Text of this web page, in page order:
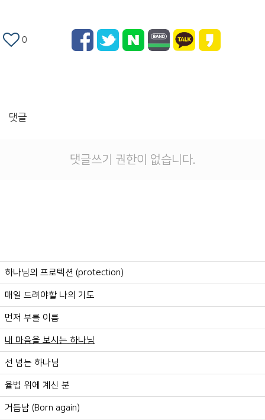
0
댓글
댓글쓰기 권한이 없습니다.
하나님의 프로텍션 (protection)
매일 드려야할 나의 기도
먼저 부를 이름
내 마음을 보시는 하나님
선 넘는 하나님
율법 위에 계신 분
거듭남 (Born again)